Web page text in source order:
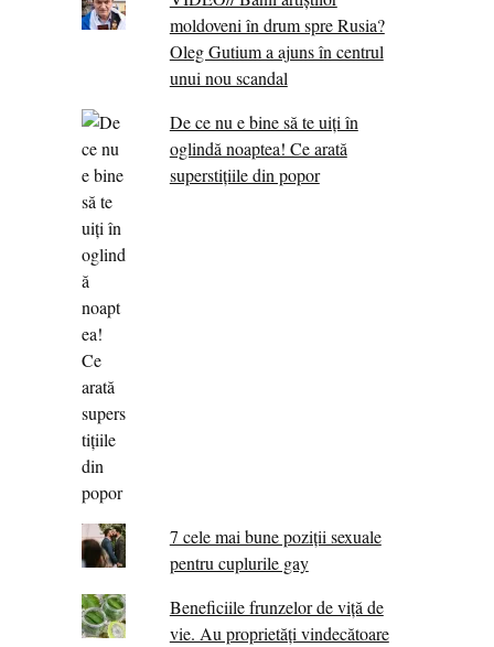
moldoveni în drum spre Rusia?
Oleg Gutium a ajuns în centrul
unui nou scandal
De ce nu e bine să te uiți în
oglindă noaptea! Ce arată
superstițiile din popor
7 cele mai bune poziții sexuale
pentru cuplurile gay
Beneficiile frunzelor de viță de
vie. Au proprietăţi vindecătoare